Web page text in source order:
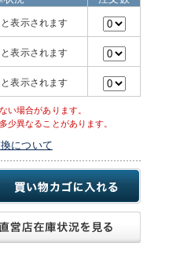
表示されます
表示されます
表示されます
い場合があります。
少異なることがあります。
について